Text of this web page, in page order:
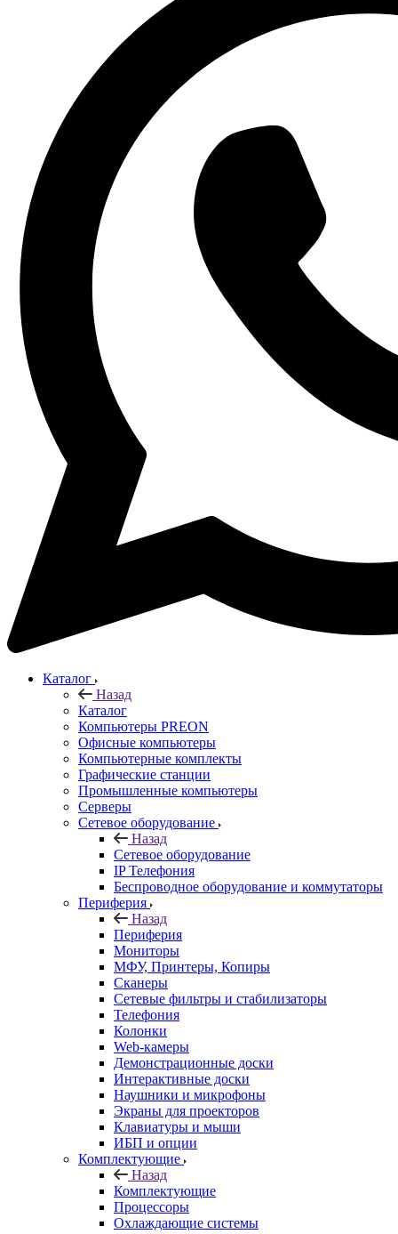
Каталог
Назад
Каталог
Компьютеры PREON
Офисные компьютеры
Компьютерные комплекты
Графические станции
Промышленные компьютеры
Серверы
Сетевое оборудование
Назад
Сетевое оборудование
IP Телефония
Беспроводное оборудование и коммутаторы
Периферия
Назад
Периферия
Мониторы
МФУ, Принтеры, Копиры
Сканеры
Сетевые фильтры и стабилизаторы
Телефония
Колонки
Web-камеры
Демонстрационные доски
Интерактивные доски
Наушники и микрофоны
Экраны для проекторов
Клавиатуры и мыши
ИБП и опции
Комплектующие
Назад
Комплектующие
Процессоры
Охлаждающие системы